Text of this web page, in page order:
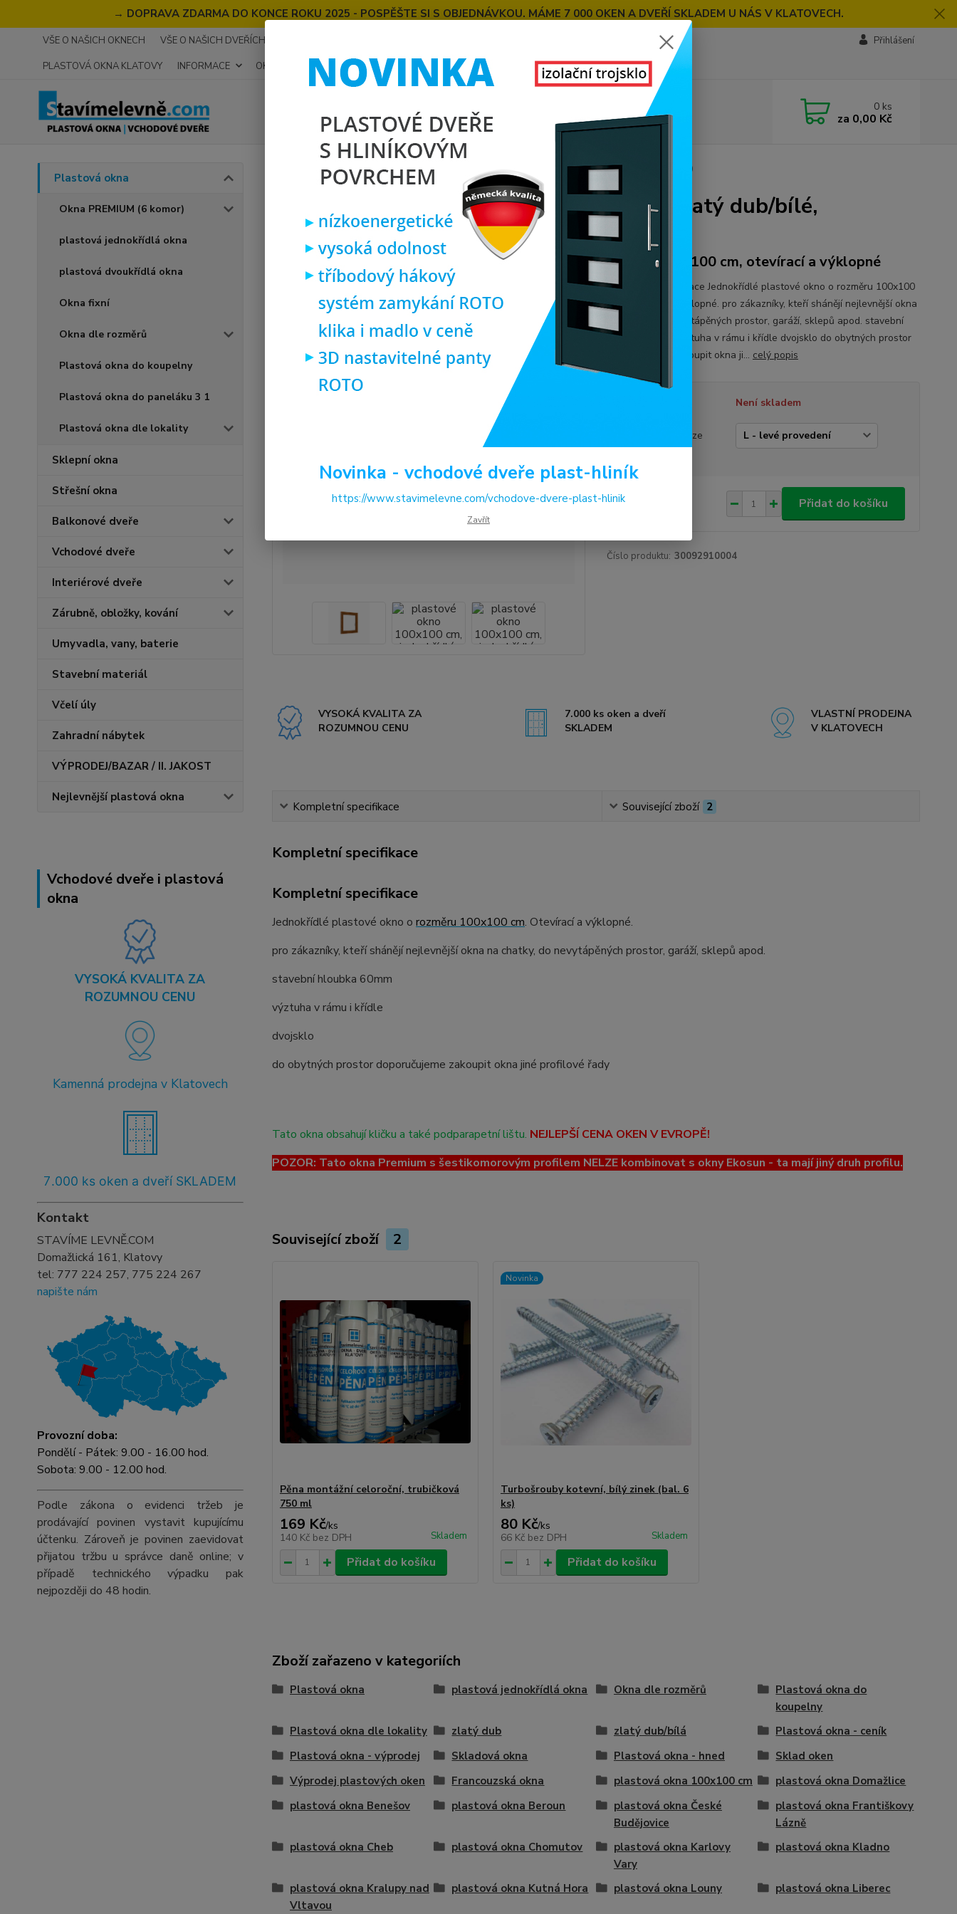
→ DOPRAVA ZDARMA DO KONCE ROKU 2025 - POSPĚŠTE SI S OBJEDNÁVKOU. MÁME 7 000 OKEN A DVEŘÍ SKLADEM U NÁS V KLATOVECH.
VŠE O NAŠICH OKNECH VŠE O NAŠICH DVEŘÍCH
PLASTOVÁ OKNA KLATOVY
INFORMACE OKNA NA MÍRU KONTAKT O NÁS
Přihlášení
0 ks
za 0,00 Kč
Plastová okna
Okna PREMIUM (6 komor)
plastová jednokřídlá okna
plastová dvoukřídlá okna
Okna fixní
Okna dle rozměrů
Plastová okna do koupelny
Plastová okna do paneláku 3 1
Plastová okna dle lokality
Sklepní okna
Střešní okna
Balkonové dveře
Vchodové dveře
Interiérové dveře
Zárubně, obložky, kování
Umyvadla, vany, baterie
Stavební materiál
Včelí úly
Zahradní nábytek
VÝPRODEJ/BAZAR / II. JAKOST
Nejlevnější plastová okna
Vchodové dveře i plastová
okna
VYSOKÁ KVALITA ZA
ROZUMNOU CENU
Kamenná prodejna v Klatovech
7.000 ks oken a dveří SKLADEM
Kontakt
STAVÍME LEVNĚ.COM
Domažlická 161, Klatovy
tel: 777 224 257, 775 224 267
napište nám
Provozní doba:
Pondělí - Pátek: 9.00 - 16.00 hod.
Sobota: 9.00 - 12.00 hod.
Podle zákona o evidenci tržeb je
prodávající povinen vystavit kupujícímu
účtenku. Zároveň je povinen zaevidovat
přijatou tržbu u správce daně online; v
případě technického výpadku pak
nejpozději do 48 hodin.
Plastová okna plastové okno 100x100 cm, jednokřídlé, zlatý dub/bílé, PREMIUM 6000
plastové okno 100x100 cm, jednokřídlé, zlatý dub/bílé,
PREMIUM 6000
rozměr 100x100 cm, otevírací a výklopné
Kompletní specifikace Jednokřídlé plastové okno o rozměru 100x100
cm. Otevírací a výklopné. pro zákazníky, kteří shánějí nejlevnější okna
na chatky, do nevytápěných prostor, garáží, sklepů apod. stavební
hloubka 60mm výztuha v rámu i křídle dvojsklo do obytných prostor
doporučujeme zakoupit okna ji... celý popis
Není skladem
(obrázek je pouze
ilustrační)
4 090 Kč Přidat do košíku
Číslo produktu: 30092910004
VYSOKÁ KVALITA ZA
ROZUMNOU CENU
7.000 ks oken a dveří
SKLADEM
VLASTNÍ PRODEJNA
V KLATOVECH
Kompletní specifikace Související zboží 2
Kompletní specifikace
Kompletní specifikace
Jednokřídlé plastové okno o rozměru 100x100 cm. Otevírací a výklopné.
pro zákazníky, kteří shánějí nejlevnější okna na chatky, do nevytápěných prostor, garáží, sklepů apod.
stavební hloubka 60mm
výztuha v rámu i křídle
dvojsklo
do obytných prostor doporučujeme zakoupit okna jiné profilové řady
Tato okna obsahují kličku a také podparapetní lištu. NEJLEPŠÍ CENA OKEN V EVROPĚ!
POZOR: Tato okna Premium s šestikomorovým profilem NELZE kombinovat s okny Ekosun - ta mají jiný druh profilu.
Související zboží 2
Pěna montážní celoroční, trubičková
750 ml
169 Kč/ks
140 Kč bez DPH Skladem
Přidat do košíku
Novinka
Turbošrouby kotevní, bílý zinek (bal. 6
ks)
80 Kč/ks
66 Kč bez DPH Skladem
Přidat do košíku
Zboží zařazeno v kategoriích
Plastová okna plastová jednokřídlá okna Okna dle rozměrů
Plastová okna do
koupelny
Plastová okna dle lokality
zlatý dub zlatý dub/bílá
Plastová okna - ceník
Plastová okna - výprodej
Skladová okna Plastová okna - hned
Sklad oken
Výprodej plastových oken
Francouzská okna plastová okna 100x100 cm
plastová okna Domažlice
plastová okna Benešov
plastová okna Beroun
plastová okna České
Budějovice
plastová okna Františkovy
Lázně
plastová okna Cheb
plastová okna Chomutov
plastová okna Karlovy
Vary
plastová okna Kladno
plastová okna Kralupy nad
Vltavou
plastová okna Kutná Hora plastová okna Louny plastová okna Liberec
Novinka - vchodové dveře plast-hliník
https://www.stavimelevne.com/vchodove-dvere-plast-hlinik
Zavřít